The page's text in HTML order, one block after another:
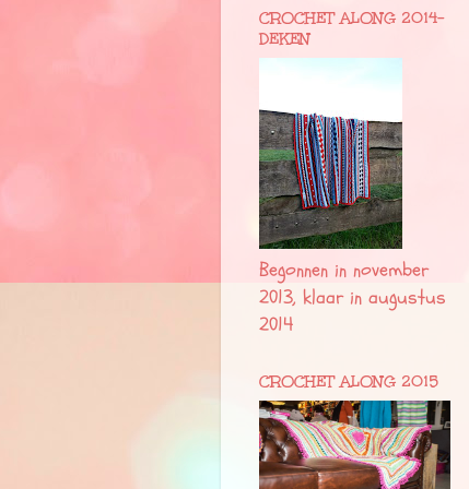
CROCHET ALONG 2014-
DEKEN
Begonnen in november
2013, klaar in augustus
2014
CROCHET ALONG 2015